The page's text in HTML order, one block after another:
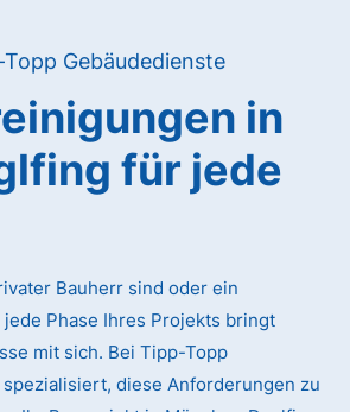
Gebäudedienste
in
für jede
Bauherr sind oder ein
Phase Ihres Projekts bringt
mit sich. Bei Tipp-Topp
diese Anforderungen zu